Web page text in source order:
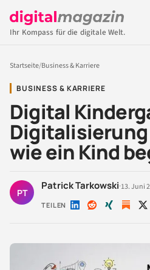
Ihr Kompass für die digitale Welt.
Startseite/Business & Karriere
BUSINESS & KARRIERE
Digital
wie ein Kind
PT
Patrick Tarkowski·13. Juni
TEILEN Auf Auf Auf